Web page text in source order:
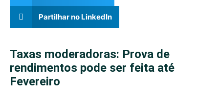
Partilhar no LinkedIn
Taxas moderadoras: Prova de
rendimentos pode ser feita até
Fevereiro